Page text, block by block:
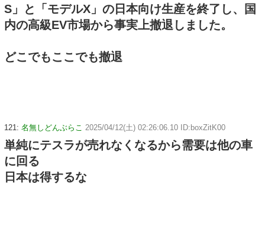
S」と「モデルX」の日本向け生産を終了し、国
内の高級EV市場から事実上撤退しました。
どこでもここでも撤退
121: 名無しどんぶらこ 2025/04/12(土) 02:26:06.10 ID:boxZitK00
単純にテスラが売れなくなるから需要は他の車
に回る
日本は得するな